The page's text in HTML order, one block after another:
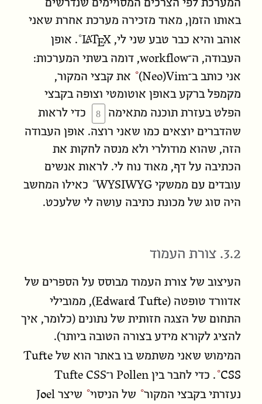
המערכת לפי הצרכים המסויימים שנדרשים
באותו הזמן, מאוד מזכירה מערכת אחרת שאני
אוהב והיא כבר טבע שני לי,
LATEX
. אופן
העבודה, ה־workflow, דומה בשתי המערכות:
אני כותב ב־‎(Neo)Vim
את קבצי המקור,
מקמפל ברקע באופן אוטומטי וצופה בקבצי
הפלט בעזרת תוכנה מתאימה
כדי לראות
שהדברים יוצאים כמו שאני רוצה. אופן העבודה
הזה, שהוא מודולרי ולא מנסה לחקות את
הכתיבה על דף, מאוד נוח לי. לראות אנשים
עובדים עם ממשקי WYSIWYG
כאילו המחשב
היה סוג של מכונת כתיבה עושה לי שלעכט.
3.2. צורת העמוד
העיצוב של צורת העמוד מבוסס על הספרים של
אדוורד טופטה (Edward Tufte), ממובילי
התחום של הצגה חזותית של נתונים (כלומר, איך
להציג לקורא מידע בצורה הטובה ביותר).
המימוש שאני משתמש בו באתר הוא של Tufte
CSS
. כדי לחבר בין Pollen ו־Tufte CSS
נעזרתי בקבצי המקור של הניסוי שיצר Joel